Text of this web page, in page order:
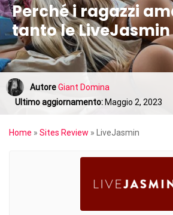
Perché i ragazzi
tanto le LiveJasmin
AutoreGiant Domina
Ultimo aggiornamento: Maggio 2, 2023
Home » Sites Review » LiveJasmin